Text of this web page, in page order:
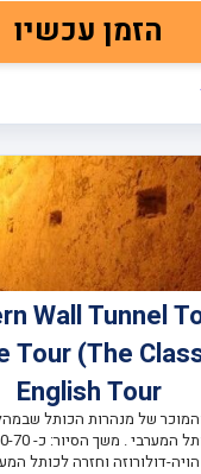
הזמן עכשיו
Wall Tunnel
Tour (The
English Tour
של מנהרות הכותל
הויה-דולורוזה וחזרה לכותל